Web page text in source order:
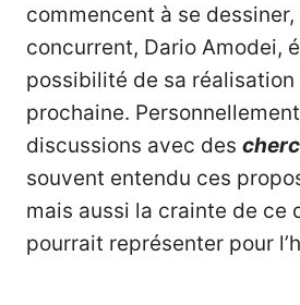
commencent à se
concurrent, Dario Amodei,
possibilité de sa réalisation
prochaine.
discussions avec des
souvent entendu ces
mais aussi la crainte de ce
pourrait représenter pour